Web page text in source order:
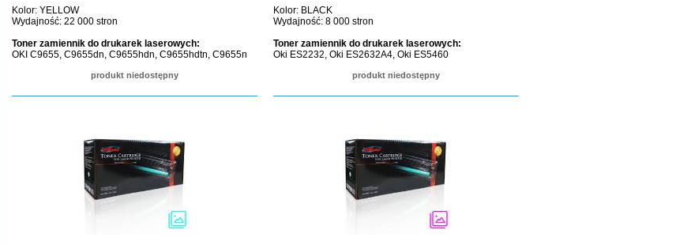
Kolor: YELLOW
Wydajność: 22 000 stron
Toner zamiennik do drukarek laserowych:
OKI C9655, C9655dn, C9655hdn, C9655hdtn, C9655n
produkt niedostępny
Kolor: BLACK
Wydajność: 8 000 stron
Toner zamiennik do drukarek laserowych:
Oki ES2232, Oki ES2632A4, Oki ES5460
produkt niedostępny